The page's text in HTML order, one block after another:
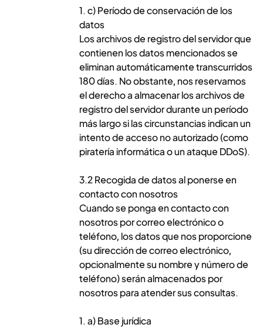
1. c) Período de conservación de los
datos
Los archivos de registro del servidor que
contienen los datos mencionados se
eliminan automáticamente transcurridos
180 días. No obstante, nos reservamos
el derecho a almacenar los archivos de
registro del servidor durante un período
más largo si las circunstancias indican un
intento de acceso no autorizado (como
piratería informática o un ataque DDoS).
3.2 Recogida de datos al ponerse en
contacto con nosotros
Cuando se ponga en contacto con
nosotros por correo electrónico o
teléfono, los datos que nos proporcione
(su dirección de correo electrónico,
opcionalmente su nombre y número de
teléfono) serán almacenados por
nosotros para atender sus consultas.
1. a) Base jurídica